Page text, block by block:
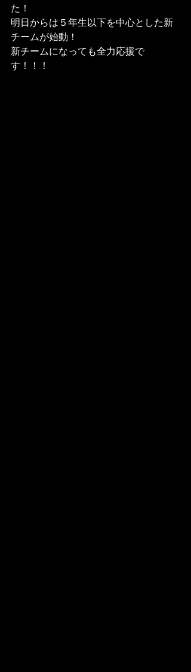
た！
明日からは５年生以下を中心とした新
チームが始動！
新チームになっても全力応援で
す！！！